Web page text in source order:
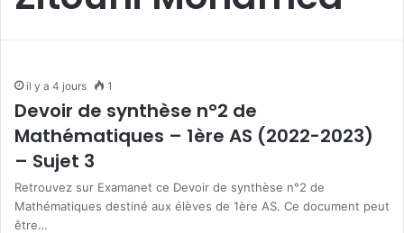
il y a 4 jours 1
Devoir de synthèse n°2 de
Mathématiques – 1ère AS (2022-2023)
– Sujet 3
Retrouvez sur Examanet ce Devoir de synthèse n°2 de
Mathématiques destiné aux élèves de 1ère AS. Ce document peut
être…